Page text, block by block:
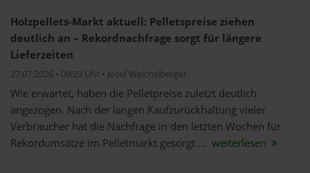
Holzpellets-Markt aktuell: Pelletspreise ziehen
deutlich an – Rekordnachfrage sorgt für längere
Lieferzeiten
27.07.2026 • 09:23 Uhr • Josef Weichslberger
Wie erwartet, haben die Pelletpreise zuletzt deutlich
angezogen. Nach der langen Kaufzurückhaltung vieler
Verbraucher hat die Nachfrage in den letzten Wochen für
Rekordumsätze im Pelletmarkt gesorgt.... weiterlesen